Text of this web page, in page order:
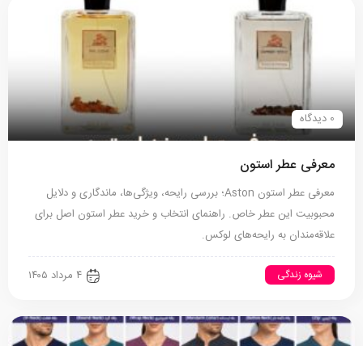
0 دیدگاه
معرفی عطر استون
معرفی عطر استون Aston؛ بررسی رایحه، ویژگی‌ها، ماندگاری و دلایل
محبوبیت این عطر خاص. راهنمای انتخاب و خرید عطر استون اصل برای
علاقه‌مندان به رایحه‌های لوکس.
شیوه زندگی ۴ مرداد ۱۴۰۵